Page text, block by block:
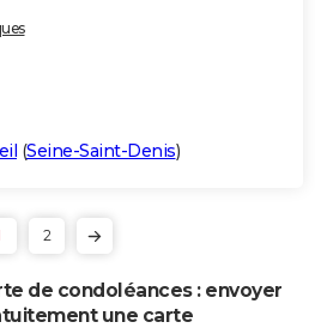
(Seine-Saint-Denis)
2
de condoléances : envoyer
une carte